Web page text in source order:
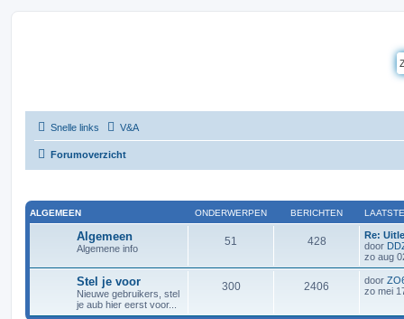
Snelle links V&A
Forumoverzicht
ALGEMEEN ONDERWERPEN BERICHTEN
Algemeen
Algemene info
51 428
Re:
door
zo aug
Stel je voor
Nieuwe gebruikers, stel
je aub hier eerst voor...
300 2406 door
zo mei